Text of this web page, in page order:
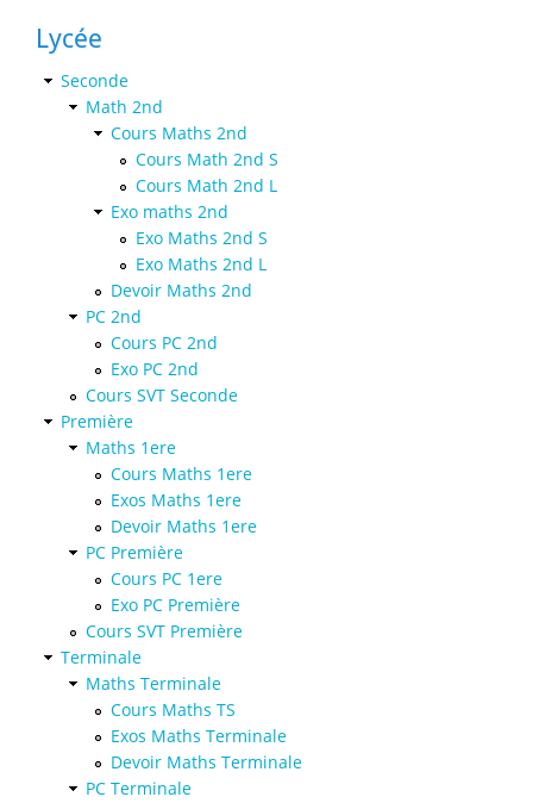
Lycée
Seconde
Math 2nd
Cours Maths 2nd
Cours Math 2nd S
Cours Math 2nd L
Exo maths 2nd
Exo Maths 2nd S
Exo Maths 2nd L
Devoir Maths 2nd
PC 2nd
Cours PC 2nd
Exo PC 2nd
Cours SVT Seconde
Première
Maths 1ere
Cours Maths 1ere
Exos Maths 1ere
Devoir Maths 1ere
PC Première
Cours PC 1ere
Exo PC Première
Cours SVT Première
Terminale
Maths Terminale
Cours Maths TS
Exos Maths Terminale
Devoir Maths Terminale
PC Terminale